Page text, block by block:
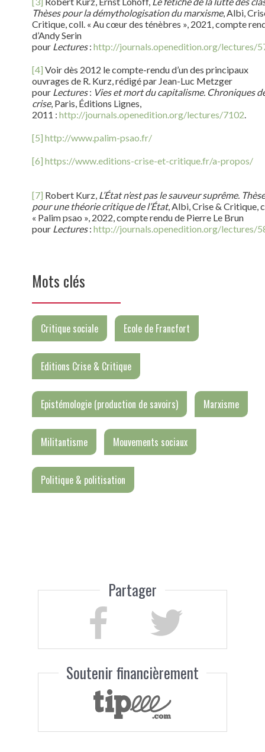
Thèses pour la démythologisation du marxisme, Albi,
Critique, coll. « Au cœur des ténèbres », 2021, compte
d’Andy Serin
pour Lectures: http://journals.openedition.org/lectures/
[4] Voir dès 2012 le compte-rendu d’un des principaux
ouvrages de R. Kurz, rédigé par Jean-Luc Metzger
pour Lectures: Vies et mort du capitalisme. Chroniques
crise, Paris, Éditions Lignes,
2011 : http://journals.openedition.org/lectures/7102.
[5] http://www.palim-psao.fr/
[6] https://www.editions-crise-et-critique.fr/a-propos/
[7] Robert Kurz, L’État n’est pas le sauveur suprême.
pour une théorie critique de l’État, Albi, Crise & Critique,
« Palim psao », 2022, compte rendu de Pierre Le Brun
pour Lectures: http://journals.openedition.org/lectures/
Mots clés
Critique sociale Ecole de Francfort
Editions Crise & Critique
Epistémologie (production de savoirs) Marxisme
Militantisme Mouvements sociaux
Politique & politisation
Partager
Soutenir financièrement